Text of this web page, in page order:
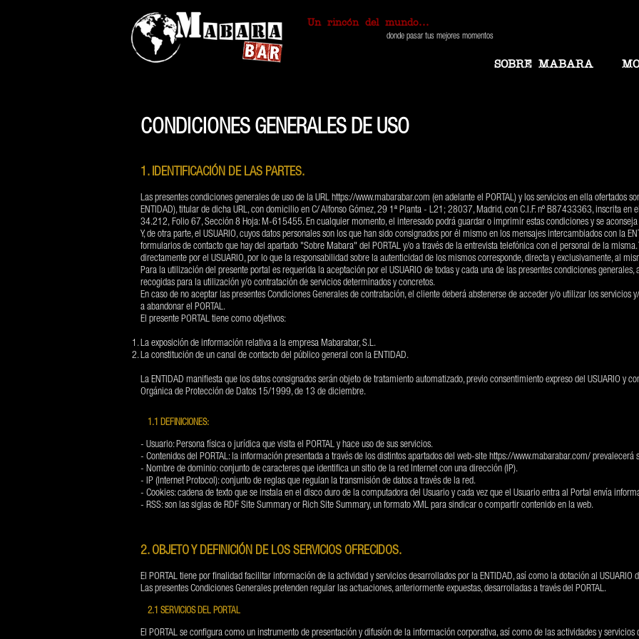
Un rincón del mundo...
donde pasar tus mejores momentos
SOBRE MABARA
CONDICIONES GENERALES DE USO
1. IDENTIFICACIÓN DE LAS PARTES.
Las presentes condiciones generales de uso de la URL https://www.mabarabar.com (en adelante el PORTAL) y los servicios en ella ofertados
ENTIDAD), titular de dicha URL, con domicilio en C/ Alfonso Gómez, 29 1ª Planta - L21; 28037, Madrid, con C.I.F. nº B87433363, inscrita en
34.212, Folio 67, Sección 8 Hoja: M-615455. En cualquier momento, el interesado podrá guardar o imprimir estas condiciones y se
Y, de otra parte, el USUARIO, cuyos datos personales son los que han sido consignados por él mismo en los mensajes intercambiados con la
formularios de contacto que hay del apartado "Sobre Mabara" del PORTAL y/o a través de la entrevista telefónica con el personal de la
directamente por el USUARIO, por lo que la responsabilidad sobre la autenticidad de los mismos corresponde, directa y exclusivamente, al
Para la utilización del presente portal es requerida la aceptación por el USUARIO de todas y cada una de las presentes condiciones
recogidas para la utilización y/o contratación de servicios determinados y concretos.
En caso de no aceptar las presentes Condiciones Generales de contratación, el cliente deberá abstenerse de acceder y/o utilizar los servicios
a abandonar el PORTAL.
El presente PORTAL tiene como objetivos:
La exposición de información relativa a la empresa Mabarabar, S.L.
La constitución de un canal de contacto del público general con la ENTIDAD.
La ENTIDAD manifiesta que los datos consignados serán objeto de tratamiento automatizado, previo consentimiento expreso del USUARIO y
Orgánica de Protección de Datos 15/1999, de 13 de diciembre.
1.1 DEFINICIONES:
- Usuario: Persona física o jurídica que visita el PORTAL y hace uso de sus servicios.
- Contenidos del PORTAL: la información presentada a través de los distintos apartados del web-site https://www.mabarabar.com/ prevalecerá
- Nombre de dominio: conjunto de caracteres que identifica un sitio de la red Internet con una dirección (IP).
- IP (Internet Protocol): conjunto de reglas que regulan la transmisión de datos a través de la red.
- Cookies: cadena de texto que se instala en el disco duro de la computadora del Usuario y cada vez que el Usuario entra al Portal envía
- RSS: son las siglas de RDF Site Summary or Rich Site Summary, un formato XML para sindicar o compartir contenido en la web.
2. OBJETO Y DEFINICIÓN DE LOS SERVICIOS OFRECIDOS.
El PORTAL tiene por finalidad facilitar información de la actividad y servicios desarrollados por la ENTIDAD, así como la dotación al USUARIO
Las presentes Condiciones Generales pretenden regular las actuaciones, anteriormente expuestas, desarrolladas a través del PORTAL.
2.1 SERVICIOS DEL PORTAL
El PORTAL se configura como un instrumento de presentación y difusión de la información corporativa, así como de las actividades y servicios